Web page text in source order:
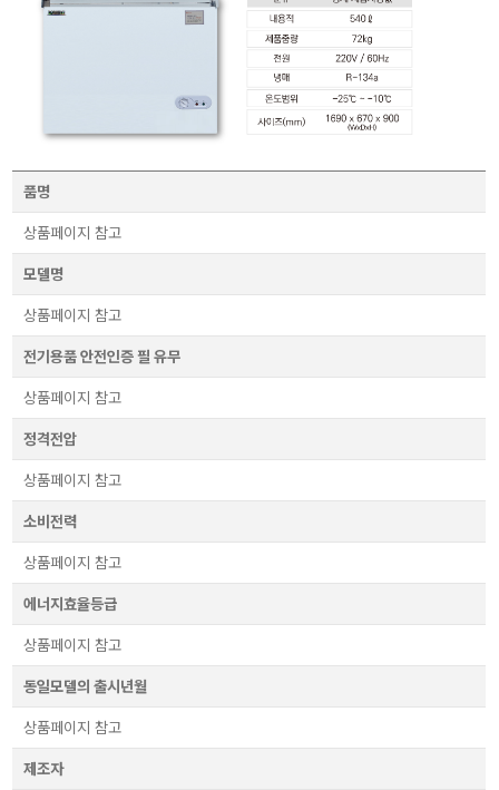
품명
상품페이지 참고
모델명
상품페이지 참고
전기용품 안전인증 필 유무
상품페이지 참고
정격전압
상품페이지 참고
소비전력
상품페이지 참고
에너지효율등급
상품페이지 참고
동일모델의 출시년월
상품페이지 참고
제조자